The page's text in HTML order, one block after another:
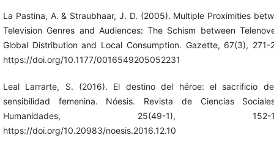
La Pastina, A. & Straubhaar, J. D. (2005). Multiple Proximities
Television Genres and Audiences: The Schism between
Global Distribution and Local Consumption. Gazette, 67(3), 271-
https://doi.org/10.1177/0016549205052231
Leal Larrarte, S. (2016). El destino del héroe: el sacrificio
sensibilidad femenina. Nóesis. Revista de Ciencias
Humanidades, 25(49-1), 152-
https://doi.org/10.20983/noesis.2016.12.10